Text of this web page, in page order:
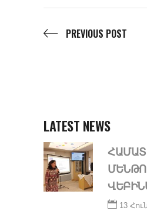
PREVIOUS POST
LATEST NEWS
13